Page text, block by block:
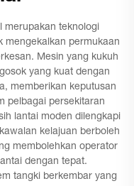
merupakan teknologi
mengekalkan permukaan
Mesin yang kukuh
yang kuat dengan
memberikan keputusan
pelbagai persekitaran
lantai moden dilengkapi
kelajuan berboleh
membolehkan operator
dengan tepat.
tangki berkembar yang